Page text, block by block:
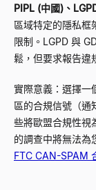
PIPL (中國)、
區域特定的隱私框
限制。LGPD 與
鬆，但要求報告違
實際意義：選擇一
區的合規信號（通
些將歐盟合規性視
的調查中將無法為
FTC CAN-SPAM